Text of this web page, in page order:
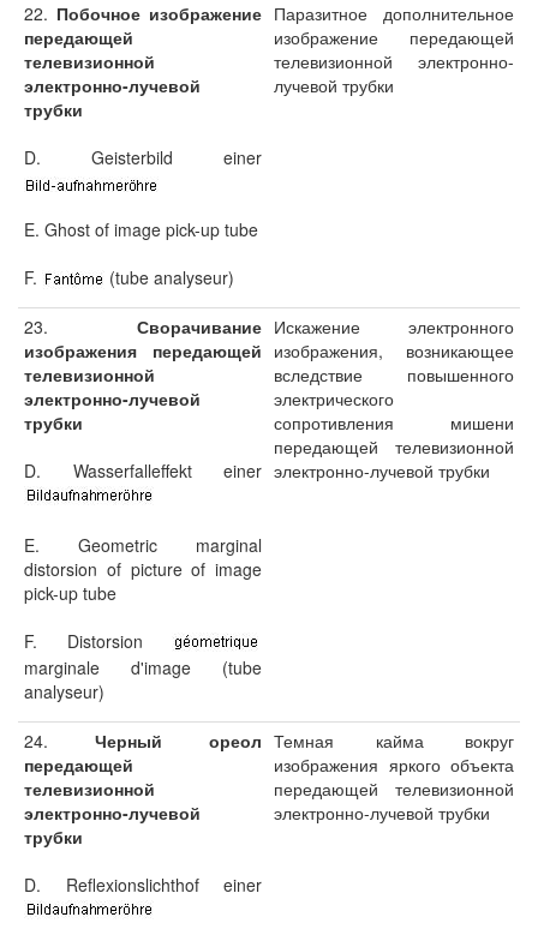
22. Побочное изображение
передающей
телевизионной
электронно-лучевой
трубки
D. Geisterbild einer
E. Ghost of image pick-up tube
F.
(tube analyseur)
Паразитное дополнительное
изображение передающей
телевизионной электронно-
лучевой трубки
23. Сворачивание
изображения передающей
телевизионной
электронно-лучевой
трубки
D. Wasserfalleffekt einer
E. Geometric marginal
distorsion of picture of image
pick-up tube
F. Distorsion
marginale d'image (tube
analyseur)
Искажение электронного
изображения, возникающее
вследствие повышенного
электрического
сопротивления мишени
передающей телевизионной
электронно-лучевой трубки
24. Черный ореол
передающей
телевизионной
электронно-лучевой
трубки
D. Reflexionslichthof einer
Темная кайма вокруг
изображения яркого объекта
передающей телевизионной
электронно-лучевой трубки